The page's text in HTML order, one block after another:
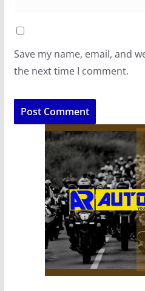
Save my name, email, and
the next time I comment.